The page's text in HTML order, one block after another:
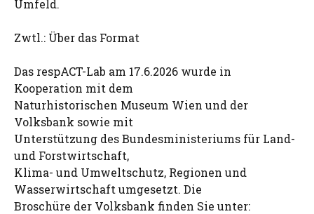
Umfeld.
Zwtl.: Über das Format
Das respACT-Lab am 17.6.2026 wurde in
Kooperation mit dem
Naturhistorischen Museum Wien und der
Volksbank sowie mit
Unterstützung des Bundesministeriums für Land-
und Forstwirtschaft,
Klima- und Umweltschutz, Regionen und
Wasserwirtschaft umgesetzt. Die
Broschüre der Volksbank finden Sie unter: